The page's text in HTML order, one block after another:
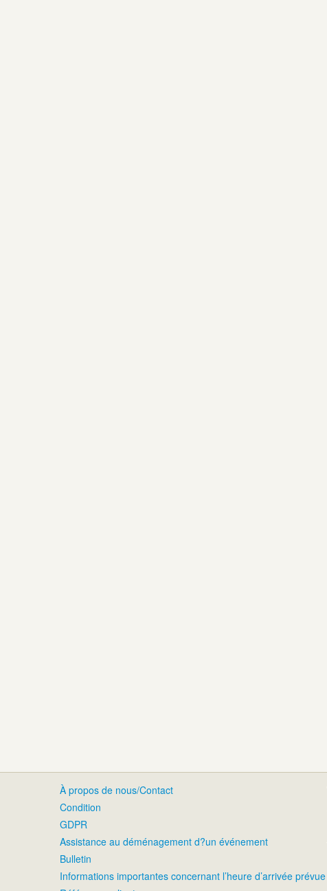
À propos de nous/Contact
Condition
GDPR
Assistance au déménagement d?un événement
Bulletin
Informations importantes concernant l’heure d’arrivée prévue